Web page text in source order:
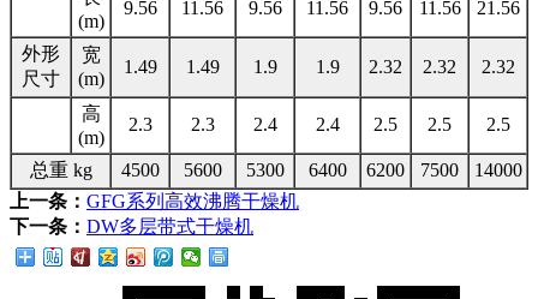
(m)
9.56 11.56 9.56 11.56 9.56 11.56 21.56
外形
尺寸
宽
(m)
1.49 1.49 1.9 1.9 2.32 2.32 2.32
高
(m)
2.3 2.3 2.4 2.4 2.5 2.5 2.5
总重 kg 4500 5600 5300 6400 6200 7500
14000
上一条： GFG系列高效沸腾干燥机
下一条： DW多层带式干燥机